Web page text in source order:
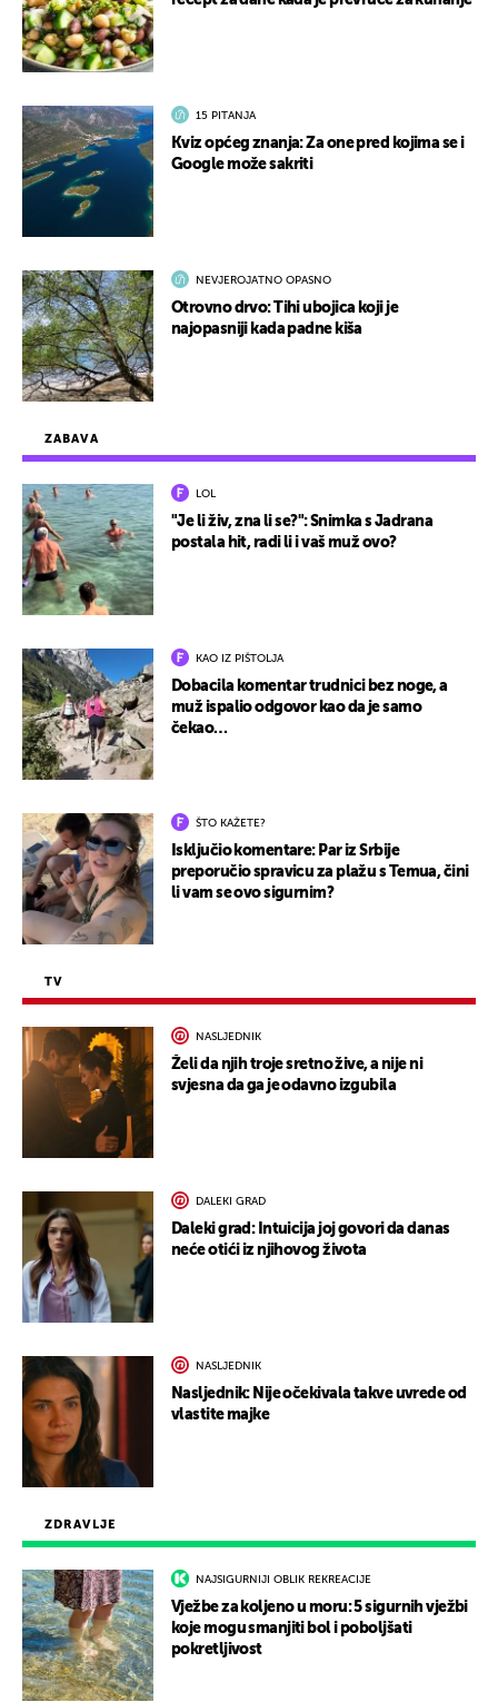
ZDRAVLJE
NAJSIGURNIJI OBLIK REKREACIJE
Vježbe za koljeno u moru: 5 sigurnih vježbi
koje mogu smanjiti bol i poboljšati
pokretljivost
ZABAVA
LOL
"Je li živ, zna li se?": Snimka s Jadrana
postala hit, radi li i vaš muž ovo?
KAO IZ PIŠTOLJA
Dobacila komentar trudnici bez noge, a
muž ispalio odgovor kao da je samo
čekao…
ŠTO KAŽETE?
Isključio komentare: Par iz Srbije
preporučio spravicu za plažu s Temua, čini
li vam se ovo sigurnim?
TV
NASLJEDNIK
Želi da njih troje sretno žive, a nije ni
svjesna da ga je odavno izgubila
DALEKI GRAD
Daleki grad: Intuicija joj govori da danas
neće otići iz njihovog života
NASLJEDNIK
Nasljednik: Nije očekivala takve uvrede od
vlastite majke
15 PITANJA
Kviz općeg znanja: Za one pred kojima se i
Google može sakriti
NEVJEROJATNO OPASNO
Otrovno drvo: Tihi ubojica koji je
najopasniji kada padne kiša